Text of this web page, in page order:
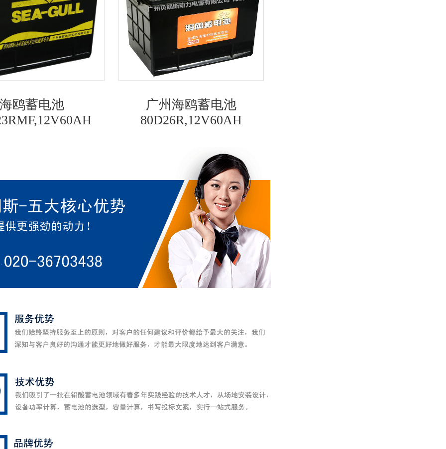
海鸥蓄电池
广州海鸥蓄电池
80D26R,12V60AH